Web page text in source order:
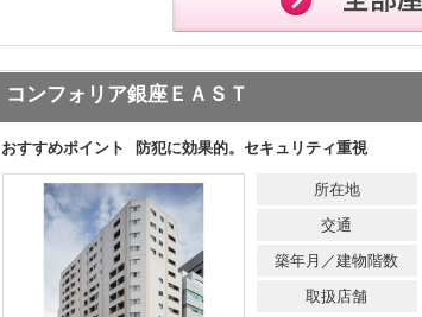
コンフォリア銀座ＥＡＳＴ
おすすめポイント 防犯に効果的。セキュリティ重視
所在地
交通
築年月／建物階数
取扱店舗